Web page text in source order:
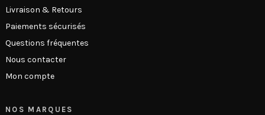
Livraison & Retours
Paiements sécurisés
Questions fréquentes
Nous contacter
Mon compte
NOS MARQUES